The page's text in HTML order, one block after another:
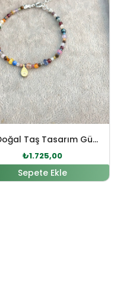
Mix Doğal Taş Tasarım Gümüş Bileklik
₺1.725,00
Sepete Ekle